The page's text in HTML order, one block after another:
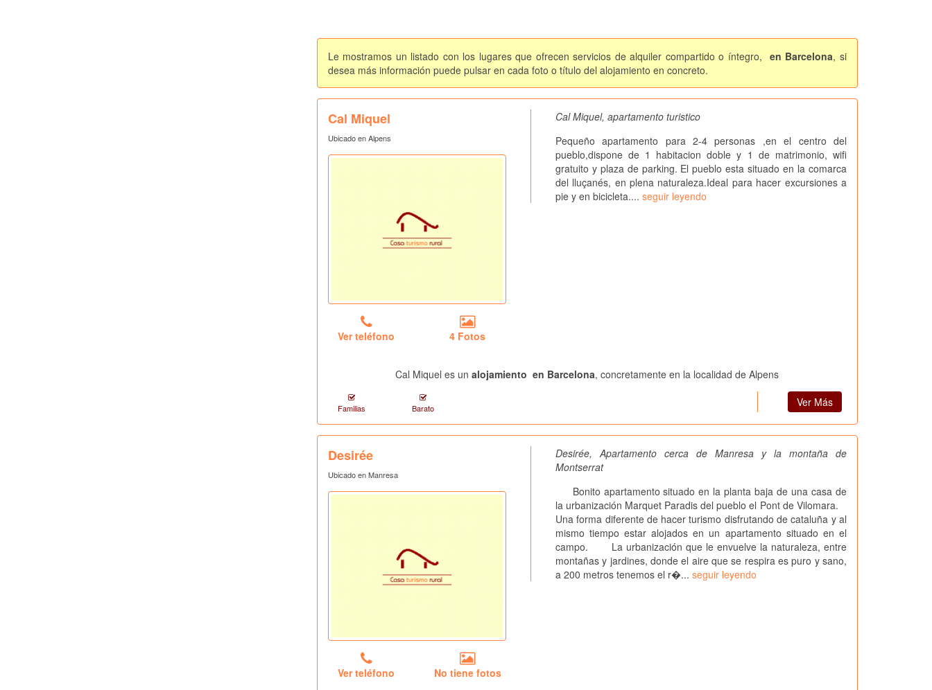
Le mostramos un listado con los lugares que ofrecen servicios de alquiler compartido o íntegro, en Barcelona, si
desea más información puede pulsar en cada foto o título del alojamiento en concreto.
Cal Miquel
Ubicado en Alpens
Ver teléfono 4 Fotos
Cal Miquel, apartamento turistico
Pequeño apartamento para 2-4 personas ,en el centro del
pueblo,dispone de 1 habitacion doble y 1 de matrimonio, wifi
gratuito y plaza de parking. El pueblo esta situado en la comarca
del lluçanés, en plena naturaleza.Ideal para hacer excursiones a
pie y en bicicleta.... seguir leyendo
Cal Miquel es unalojamiento en Barcelona, concretamente en la localidad de Alpens
Familias Barato Ver Más
Desirée
Ubicado en Manresa
Ver teléfono No tiene fotos
Desirée, Apartamento cerca de Manresa y la montaña de
Montserrat
Bonito apartamento situado en la planta baja de una casa de
la urbanización Marquet Paradis del pueblo el Pont de Vilomara.
Una forma diferente de hacer turismo disfrutando de cataluña y al
mismo tiempo estar alojados en un apartamento situado en el
campo. La urbanización que le envuelve la naturaleza, entre
montañas y jardines, donde el aire que se respira es puro y sano,
a 200 metros tenemos el r�... seguir leyendo